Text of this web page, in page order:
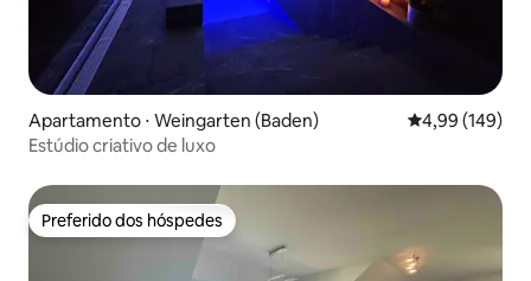
Apartamento ⋅ Weingarten (Baden) 4,99 de uma
4,99 (149)
Estúdio criativo de luxo
Preferido dos hóspedes
Preferido dos hóspedes